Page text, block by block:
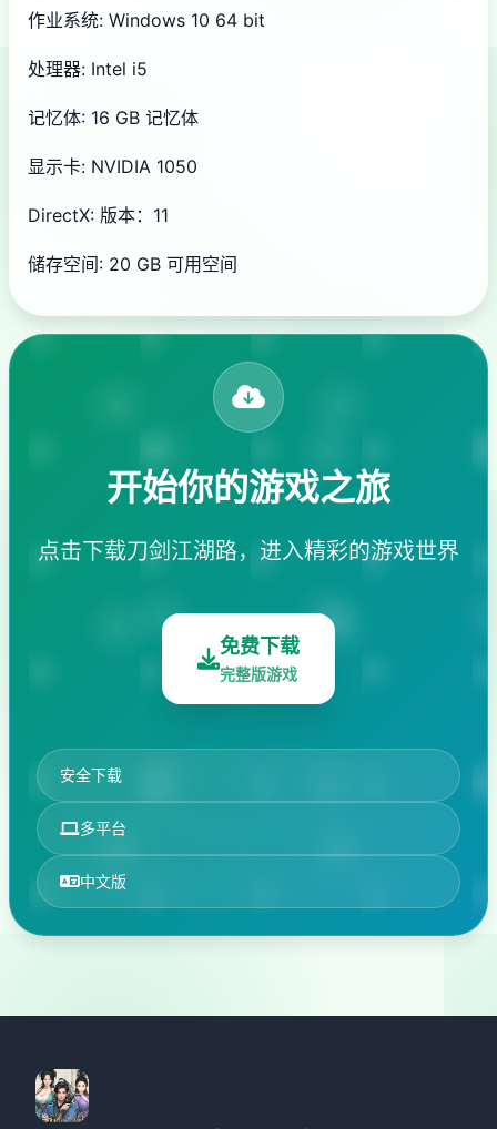
作业系统: Windows 10 64 bit
处理器: Intel i5
记忆体: 16 GB 记忆体
显示卡: NVIDIA 1050
DirectX: 版本：11
储存空间: 20 GB 可用空间
开始你的游戏之旅
点击下载刀剑江湖路，进入精彩的游戏世界
免费下载
完整版游戏
安全下载
多平台
中文版